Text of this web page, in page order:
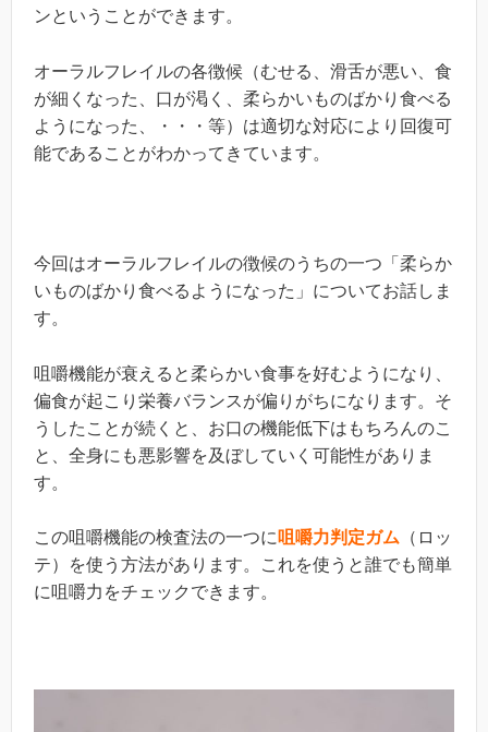
ンということができます。
オーラルフレイルの各徴候（むせる、滑舌が悪い、食
が細くなった、口が渇く、柔らかいものばかり食べる
ようになった、・・・等）は適切な対応により回復可
能であることがわかってきています。
今回はオーラルフレイルの徴候のうちの一つ「柔らか
いものばかり食べるようになった」についてお話しま
す。
咀嚼機能が衰えると柔らかい食事を好むようになり、
偏食が起こり栄養バランスが偏りがちになります。そ
うしたことが続くと、お口の機能低下はもちろんのこ
と、全身にも悪影響を及ぼしていく可能性がありま
す。
この咀嚼機能の検査法の一つに 咀嚼力判定ガム （ロッ
テ）を使う方法があります。これを使うと誰でも簡単
に咀嚼力をチェックできます。